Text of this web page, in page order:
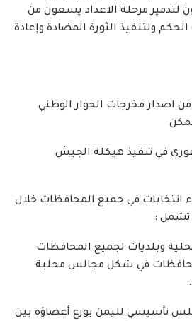
لتدمير مرحلة الاعداد يسعون من
ولتنفيذ الثورة المضادة وإعادة
اصدار مخرجات الحوار الوطني
في تنفيذ هيكلة الجيش
انتخابات في جميع المحافظات خلال
وبلديات لجميع المحافظات
في شكل مجالس محلية
تأسيسي لليمن يوزع أعضاؤه بين